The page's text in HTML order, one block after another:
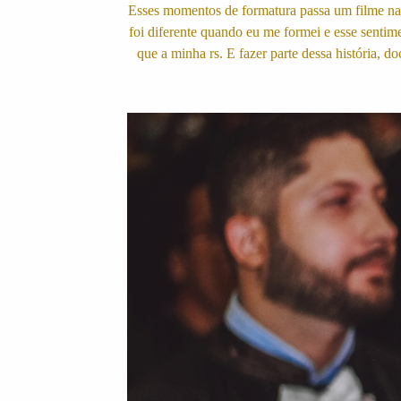
Esses momentos de formatura passa um filme
foi diferente quando eu me formei e esse
que a minha rs. E fazer parte dessa história,